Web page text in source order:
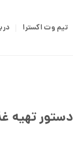
تیم وت اکسترا
دستور تهیه